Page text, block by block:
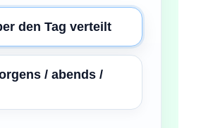
den Tag verteilt
/ abends /